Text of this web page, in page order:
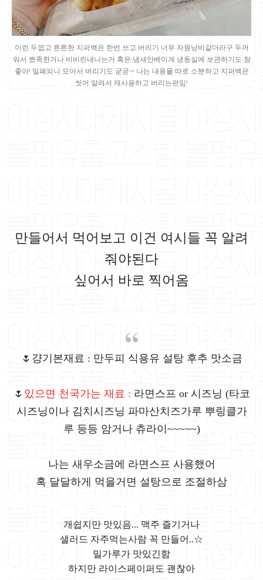
이런 두껍고 튼튼한 지퍼백은 한번 쓰고 버리기 너무 자원낭비같더라구 두꺼
워서 뾰족한거나 비비린내나는거 혹은 냄새안베이게 냉동실에 보관하기도 참
좋아! 밀폐되니 모아서 버리기도 굳굳~ 나는 내용물 따로 소분하고 지퍼백은
씻어 말려서 재사용하고 버리는편임!
만들어서 먹어보고 이건 여시들 꼭 알려
줘야된다
싶어서 바로 찍어옴
🌷걍기본재료 : 만두피 식용유 설탕 후추 맛소금
🌷 있으면 천국가는 재료 : 라면스프 or 시즈닝 (타코
시즈닝이나 김치시즈닝 파마산치즈가루 뿌링클가
루 등등 암거나 츄라이~~~~~)
나는 새우소금에 라면스프 사용했어
혹 달달하게 먹을거면 설탕으로 조절하삼
개쉽지만 맛있음... 맥주 즐기거나
샐러드 자주먹는사람 꼭 만들어..☆
밀가루가 맛있긴함
하지만 라이스페이퍼도 괜찮아